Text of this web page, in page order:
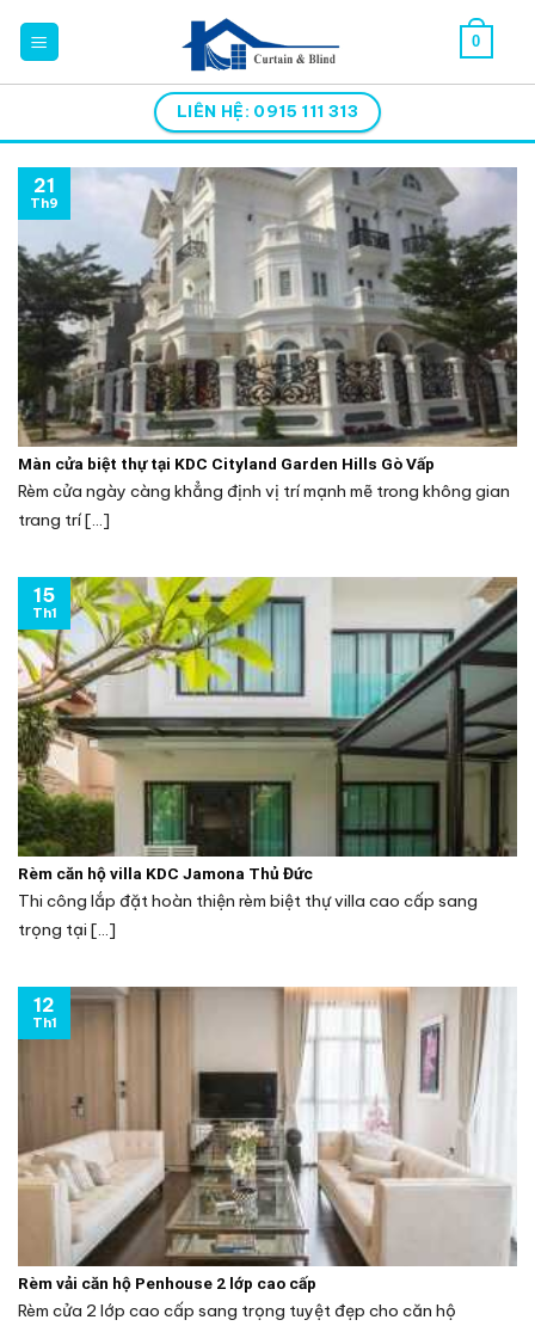
content
0
LIÊN HỆ: 0915 111 313
Màn cửa biệt thự tại KDC Cityland Garden Hills Gò Vấp
Rèm cửa ngày càng khẳng định vị trí mạnh mẽ trong không gian
trang trí [...]
21
Th9
Rèm căn hộ villa KDC Jamona Thủ Đức
Thi công lắp đặt hoàn thiện rèm biệt thự villa cao cấp sang
trọng tại [...]
15
Th1
Rèm vải căn hộ Penhouse 2 lớp cao cấp
Rèm cửa 2 lớp cao cấp sang trọng tuyệt đẹp cho căn hộ
12
Th1